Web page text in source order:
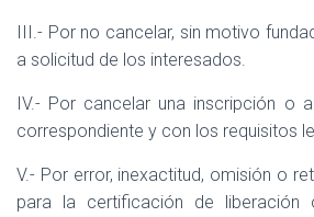
III.- Por no cancelar, sin motivo
a solicitud de los interesados.
IV.- Por cancelar una inscripción o
correspondiente y con los requisitos
V.- Por error, inexactitud, omisión o
para la certificación de liberación